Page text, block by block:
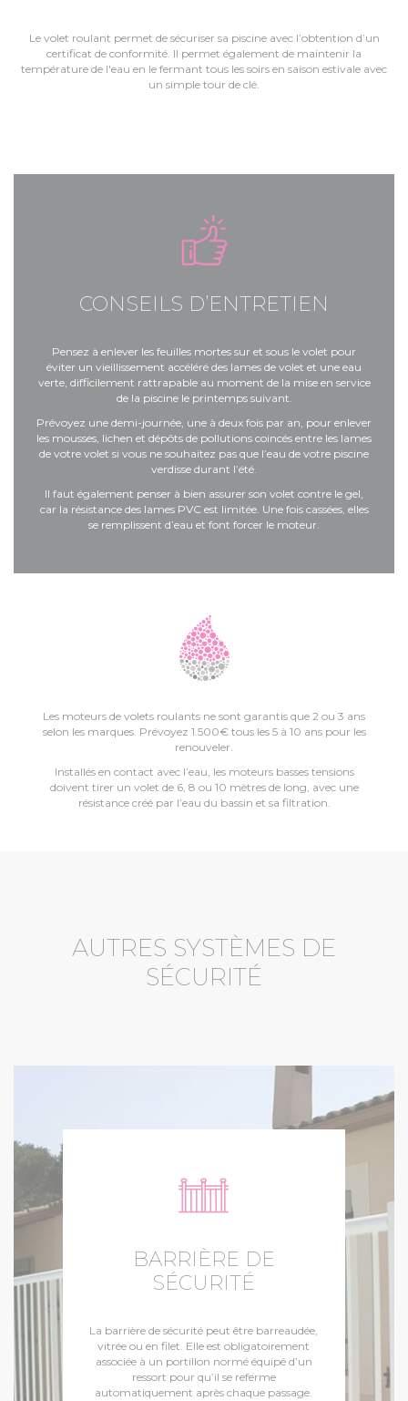
Le volet roulant permet de sécuriser sa piscine avec l’obtention d’un
certificat de conformité. Il permet également de maintenir la
température de l'eau en le fermant tous les soirs en saison estivale avec
un simple tour de clé.
CONSEILS D’ENTRETIEN
Pensez à enlever les feuilles mortes sur et sous le volet pour
éviter un vieillissement accéléré des lames de volet et une eau
verte, difficilement rattrapable au moment de la mise en service
de la piscine le printemps suivant.
Prévoyez une demi-journée, une à deux fois par an, pour enlever
les mousses, lichen et dépôts de pollutions coincés entre les lames
de votre volet si vous ne souhaitez pas que l’eau de votre piscine
verdisse durant l’été.
Il faut également penser à bien assurer son volet contre le gel,
car la résistance des lames PVC est limitée. Une fois cassées, elles
se remplissent d’eau et font forcer le moteur.
Les moteurs de volets roulants ne sont garantis que 2 ou 3 ans
selon les marques. Prévoyez 1.500€ tous les 5 à 10 ans pour les
renouveler.
Installés en contact avec l’eau, les moteurs basses tensions
doivent tirer un volet de 6, 8 ou 10 mètres de long, avec une
résistance créé par l’eau du bassin et sa filtration.
AUTRES SYSTÈMES DE
SÉCURITÉ
BARRIÈRE DE
SÉCURITÉ
La barrière de sécurité peut être barreaudée,
vitrée ou en filet. Elle est obligatoirement
associée à un portillon normé équipé d’un
ressort pour qu’il se referme
automatiquement après chaque passage.